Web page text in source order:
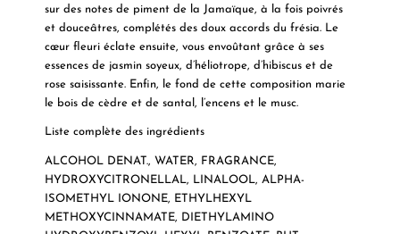
sur des notes de piment de la Jamaïque, à la fois poivrés
et douceâtres, complétés des doux accords du frésia. Le
cœur fleuri éclate ensuite, vous envoûtant grâce à ses
essences de jasmin soyeux, d’héliotrope, d’hibiscus et de
rose saisissante. Enfin, le fond de cette composition marie
le bois de cèdre et de santal, l’encens et le musc.
Liste complète des ingrédients
ALCOHOL DENAT., WATER, FRAGRANCE,
HYDROXYCITRONELLAL, LINALOOL, ALPHA-
ISOMETHYL IONONE, ETHYLHEXYL
METHOXYCINNAMATE, DIETHYLAMINO